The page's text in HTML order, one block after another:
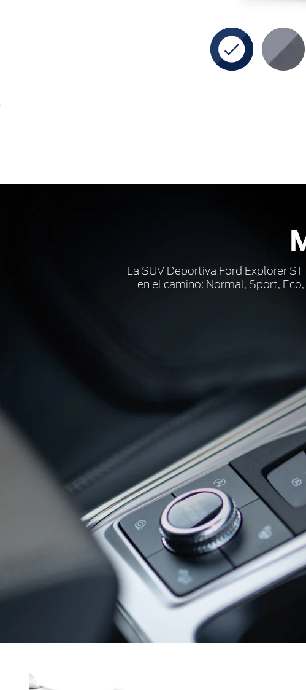
La SUV Deportiva Ford Explorer
en el camino: Normal, Sport,